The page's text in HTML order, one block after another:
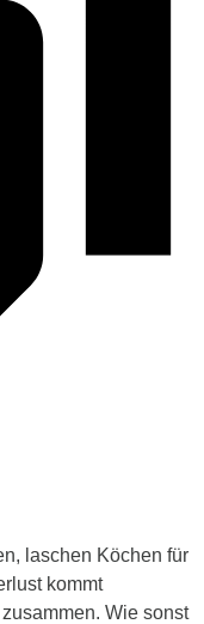
laschen Köchen für
kommt
Wie sonst